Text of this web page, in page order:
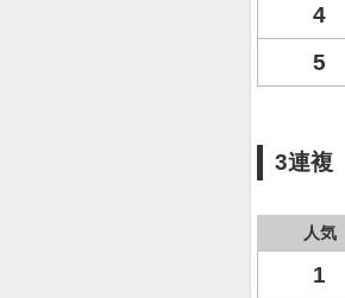
4
5
3連複
人気
1